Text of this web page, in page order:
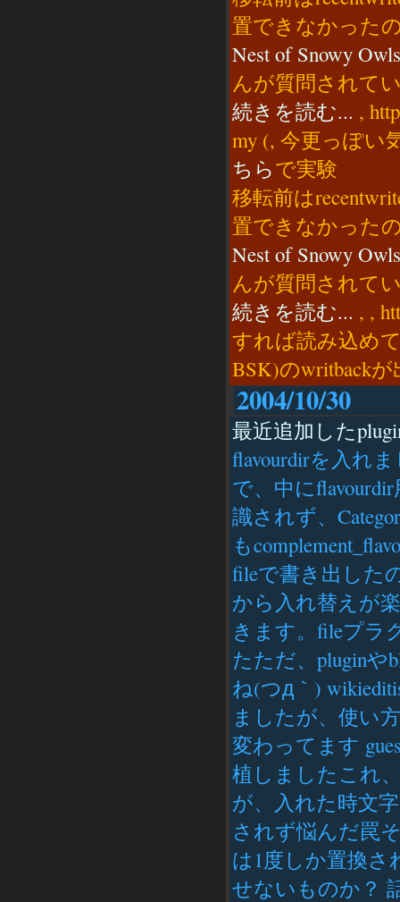
置できなかった
Nest of Snowy
んが質問されて
続きを読む... ,
my (, 今更っぽい
ちらで実験
移転前は
置できなかった
Nest of Snowy
んが質問されて
続きを読む... , ,
すれば読み込め
BSK)のwritback
2004/10/30
最近追加した
flavourdirを入れ
で、中に
識されず、
も
fileで書き出した
から入れ替えが
きます。fileプラ
たただ、pluginや
ね(つд｀)
ましたが、使い
変わってます
植しましたこれ
が、入れた時文
されず悩んだ罠
は1度しか置換さ
せないものか？